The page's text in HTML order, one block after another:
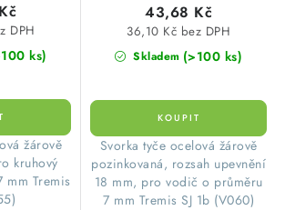
kategorie dle výrobců
Obchodní podmínky
ks)
DPH
žárově
kruhový
Tremis
Skladem (>100 ks)
36,10 Kč bez DPH
43,68 Kč
Svorka tyče ocelová žárově
pozinkovaná, rozsah upevnění
18 mm, pro vodič o průměru
7 mm Tremis SJ 1b (V060)